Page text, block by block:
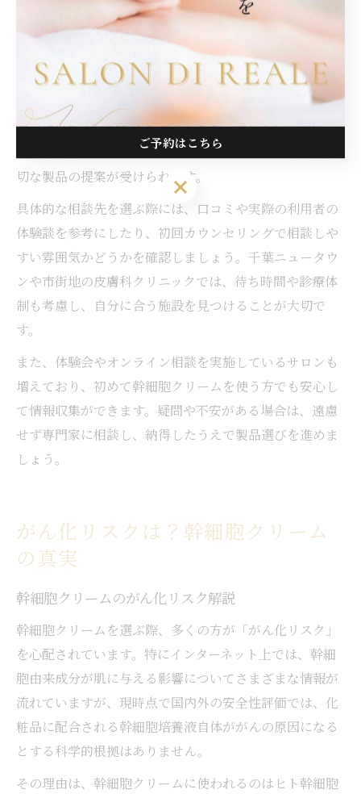
安心できる幹細胞クリーム相談先の探し方
幹細胞クリームの安全性や選び方に不安がある場合、信
頼できる相談先を見つけることが重要です。千葉県で
は、皮膚科クリニックや美容サロン、専門カウンセリン
グを提供する施設が多数存在します。特に医療機関で
は、専門知識に基づいたアドバイスや肌状態の診断、適
切な製品の提案が受けられます。
具体的な相談先を選ぶ際には、口コミや実際の利用者の
体験談を参考にしたり、初回カウンセリングで相談しや
すい雰囲気かどうかを確認しましょう。千葉ニュータウ
ンや市街地の皮膚科クリニックでは、待ち時間や診療体
制も考慮し、自分に合う施設を見つけることが大切で
す。
また、体験会やオンライン相談を実施しているサロンも
増えており、初めて幹細胞クリームを使う方でも安心し
て情報収集ができます。疑問や不安がある場合は、遠慮
せず専門家に相談し、納得したうえで製品選びを進めま
しょう。
がん化リスクは？幹細胞クリーム
の真実
幹細胞クリームのがん化リスク解説
幹細胞クリームを選ぶ際、多くの方が「がん化リスク」
を心配されています。特にインターネット上では、幹細
胞由来成分が肌に与える影響についてさまざまな情報が
流れていますが、現時点で国内外の安全性評価では、化
粧品に配合される幹細胞培養液自体ががんの原因になる
とする科学的根拠はありません。
その理由は、幹細胞クリームに使われるのはヒト幹細胞
ご予約はこちら
ご予約はこちら